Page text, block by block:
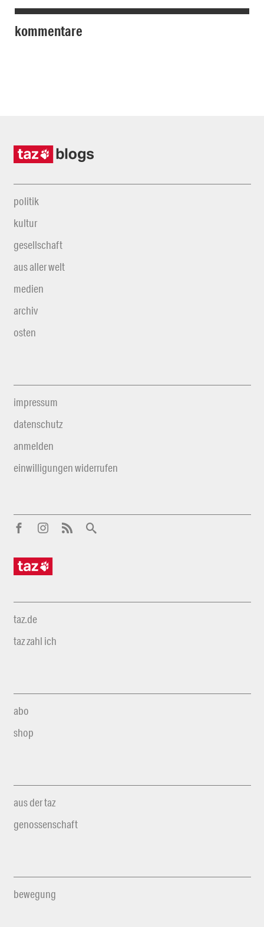
kommentare
politik
kultur
gesellschaft
aus aller welt
medien
archiv
osten
impressum
datenschutz
anmelden
einwilligungen widerrufen
taz.de
taz zahl ich
abo
shop
aus der taz
genossenschaft
bewegung